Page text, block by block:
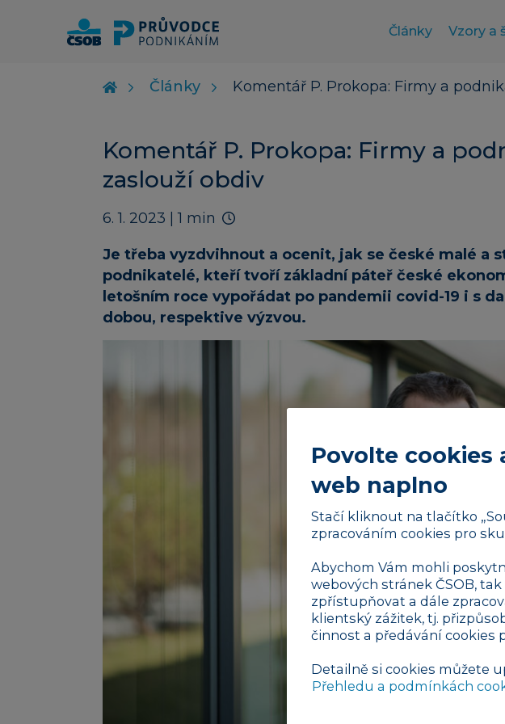
Články Vzory a
Články Komentář P. Prokopa: Firmy a
Komentář P. Prokopa: Firmy a
zaslouží obdiv
6. 1. 2023 | 1 min
Je třeba vyzdvihnout a ocenit, jak se české malé a
podnikatelé, kteří tvoří základní páteř české
letošním roce vypořádat po pandemii covid-19 i s
dobou, respektive výzvou.
Povolte cookies
web naplno
Stačí kliknout na tlačítko
zpracováním cookies pro
Abychom Vám mohli
webových stránek ČSOB,
zpřístupňovat a dále
klientský zážitek, tj.
činnost a předávání cookies
Detailně si cookies můžete
Přehledu a podmínkách